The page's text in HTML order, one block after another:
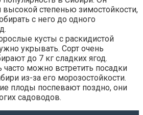
высокой степенью зимостойкости,
с него до одного
кусты с раскидистой
укрывать. Сорт очень
до 7 кг сладких ягод.
часто можно встретить посадки
из-за его морозостойкости.
плоды поспевают поздно, они
садоводов.